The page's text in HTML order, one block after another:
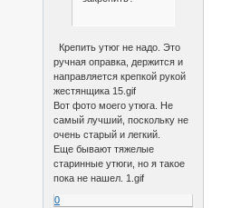
Крепить утюг не надо. Это
ручная оправка, держится и
направляется крепкой рукой
жестянщика 15.gif
Вот фото моего утюга. Не
самый лучший, поскольку не
очень старый и легкий.
Еще бывают тяжелые
старинные утюги, но я такое
пока не нашел. 1.gif
0